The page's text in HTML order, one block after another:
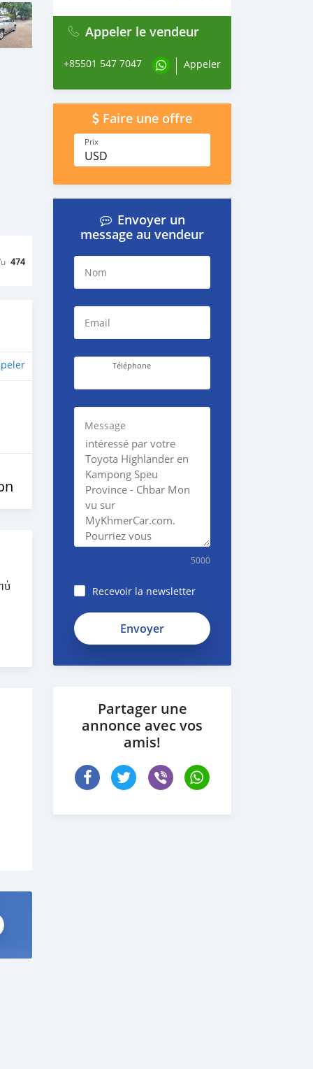
474
ប់
Appeler le vendeur
+85501 547 7047 Appeler
Faire une offre
Prix
USD
Envoyer un
message au vendeur
Nom
Email
Téléphone
Message
5000
Recevoir la newsletter
Partager une
annonce avec vos
amis!